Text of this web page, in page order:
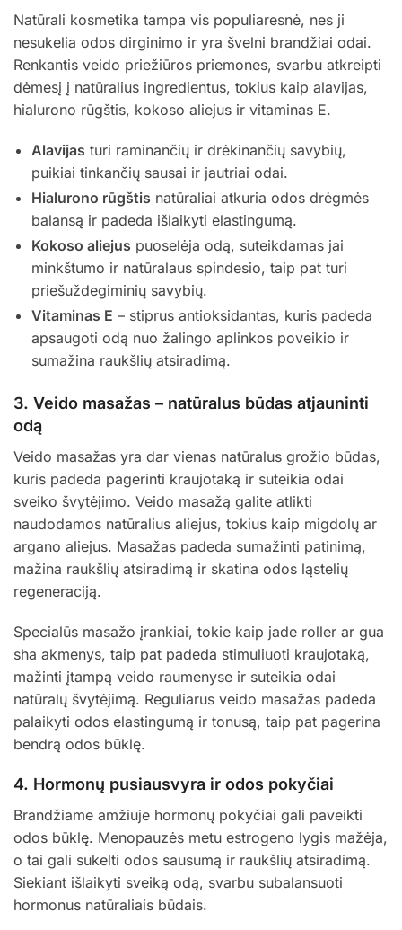
Natūrali kosmetika tampa vis populiaresnė, nes ji
nesukelia odos dirginimo ir yra švelni brandžiai odai.
Renkantis veido priežiūros priemones, svarbu atkreipti
dėmesį į natūralius ingredientus, tokius kaip alavijas,
hialurono rūgštis, kokoso aliejus ir vitaminas E.
Alavijas turi raminančių ir drėkinančių savybių,
puikiai tinkančių sausai ir jautriai odai.
Hialurono rūgštis natūraliai atkuria odos drėgmės
balansą ir padeda išlaikyti elastingumą.
Kokoso aliejus puoselėja odą, suteikdamas jai
minkštumo ir natūralaus spindesio, taip pat turi
priešuždegiminių savybių.
Vitaminas E – stiprus antioksidantas, kuris padeda
apsaugoti odą nuo žalingo aplinkos poveikio ir
sumažina raukšlių atsiradimą.
3. Veido masažas – natūralus būdas atjauninti
odą
Veido masažas yra dar vienas natūralus grožio būdas,
kuris padeda pagerinti kraujotaką ir suteikia odai
sveiko švytėjimo. Veido masažą galite atlikti
naudodamos natūralius aliejus, tokius kaip migdolų ar
argano aliejus. Masažas padeda sumažinti patinimą,
mažina raukšlių atsiradimą ir skatina odos ląstelių
regeneraciją.
Specialūs masažo įrankiai, tokie kaip jade roller ar gua
sha akmenys, taip pat padeda stimuliuoti kraujotaką,
mažinti įtampą veido raumenyse ir suteikia odai
natūralų švytėjimą. Reguliarus veido masažas padeda
palaikyti odos elastingumą ir tonusą, taip pat pagerina
bendrą odos būklę.
4. Hormonų pusiausvyra ir odos pokyčiai
Brandžiame amžiuje hormonų pokyčiai gali paveikti
odos būklę. Menopauzės metu estrogeno lygis mažėja,
o tai gali sukelti odos sausumą ir raukšlių atsiradimą.
Siekiant išlaikyti sveiką odą, svarbu subalansuoti
hormonus natūraliais būdais.